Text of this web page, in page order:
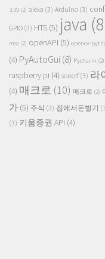
3.3V (2) alexa (3) Arduino (3)
GPIO (3) HTS (5) java
mss (2) openAPI (5) opencv-
(4) PyAutoGui(8) Pycharm (2)
raspberry pi (4) sonoff(3) 라
(4) 매크로 (10) 메크로 (2)
가 (5) 주식 (3) 집에서돈벌기
(3) 키움증권 API (4)